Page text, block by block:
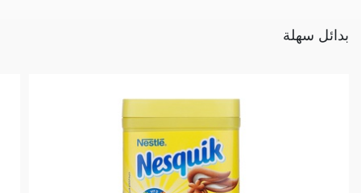
بدائل سهلة